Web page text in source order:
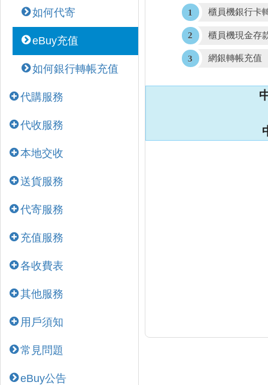
如何代寄
eBuy充值
如何銀行轉帳充值
代購服務
代收服務
本地交收
送貨服務
代寄服務
充值服務
各收費表
其他服務
用戶須知
常見問題
eBuy公告
櫃員機銀行卡
櫃員機現金存
網銀轉帳充值